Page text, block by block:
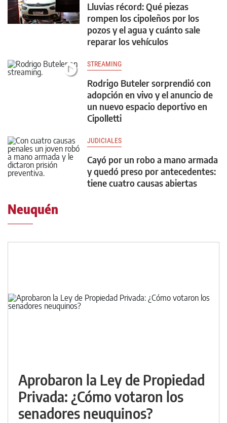
Lluvias récord: Qué piezas
rompen los cipoleños por los
pozos y el agua y cuánto sale
reparar los vehículos
STREAMING
Rodrigo Buteler sorprendió con
adopción en vivo y el anuncio de
un nuevo espacio deportivo en
Cipolletti
JUDICIALES
Cayó por un robo a mano armada
y quedó preso por antecedentes:
tiene cuatro causas abiertas
Neuquén
Aprobaron la Ley de Propiedad
Privada: ¿Cómo votaron los
senadores neuquinos?